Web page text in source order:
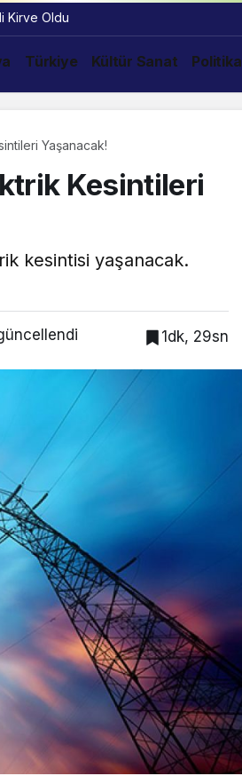
Kirve Oldu
Türkiye Kültür Sanat Politika
Yaşanacak!
Kesintileri
kesintisi yaşanacak.
1dk, 29sn